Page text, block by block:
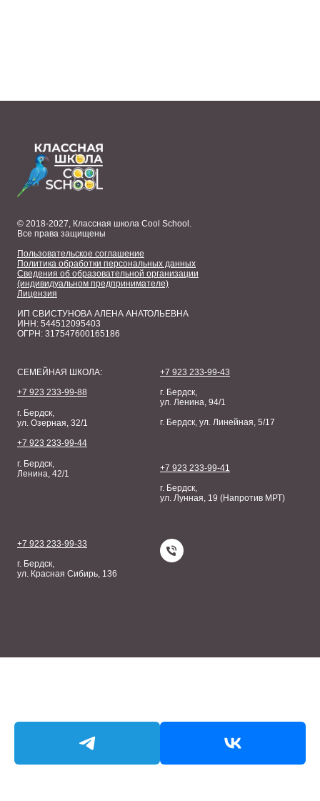
© 2018-2027, Классная школа Cool School.
Все права защищены
Пользовательское соглашение
Политика обработки персональных данных
Сведения об образовательной организации
(индивидуальном предпринимателе)
Лицензия
ИП СВИСТУНОВА АЛЕНА АНАТОЛЬЕВНА
ИНН: 544512095403
ОГРН: 317547600165186
СЕМЕЙНАЯ ШКОЛА:
+7 923 233-99-88
г. Бердск,
ул. Озерная, 32/1
+7 923 233-99-44
г. Бердск,
Ленина, 42/1
+7 923 233-99-43
г. Бердск,
ул. Ленина, 94/1
г. Бердск, ул. Линейная, 5/17
+7 923 233-99-41
г. Бердск,
ул. Лунная, 19 (Напротив МРТ)
+7 923 233-99-33
г. Бердск,
ул. Красная Сибирь, 136